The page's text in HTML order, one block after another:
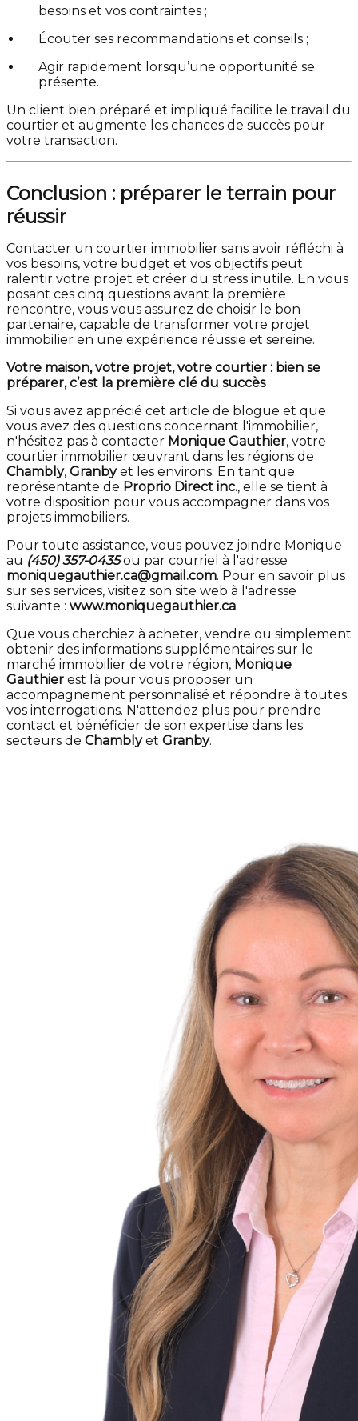
besoins et vos contraintes ;
Écouter ses recommandations et conseils ;
Agir rapidement lorsqu’une opportunité se
présente.
Un client bien préparé et impliqué facilite le travail du
courtier et augmente les chances de succès pour
votre transaction.
Conclusion : préparer le terrain pour
réussir
Contacter un courtier immobilier sans avoir réfléchi à
vos besoins, votre budget et vos objectifs peut
ralentir votre projet et créer du stress inutile. En vous
posant ces cinq questions avant la première
rencontre, vous vous assurez de choisir le bon
partenaire, capable de transformer votre projet
immobilier en une expérience réussie et sereine.
Votre maison, votre projet, votre courtier : bien se
préparer, c’est la première clé du succès
Si vous avez apprécié cet article de blogue et que
vous avez des questions concernant l'immobilier,
n'hésitez pas à contacter Monique Gauthier, votre
courtier immobilier œuvrant dans les régions de
Chambly, Granbyet les environs. En tant que
représentante de Proprio Direct inc., elle se tient à
votre disposition pour vous accompagner dans vos
projets immobiliers.
Pour toute assistance, vous pouvez joindre Monique
au (450) 357-0435ou par courriel à l'adresse
moniquegauthier.ca@gmail.com. Pour en savoir plus
sur ses services, visitez son site web à l'adresse
suivante : www.moniquegauthier.ca.
Que vous cherchiez à acheter, vendre ou simplement
obtenir des informations supplémentaires sur le
marché immobilier de votre région, Monique
Gauthier est là pour vous proposer un
accompagnement personnalisé et répondre à toutes
vos interrogations. N'attendez plus pour prendre
contact et bénéficier de son expertise dans les
secteurs de Chamblyet Granby.